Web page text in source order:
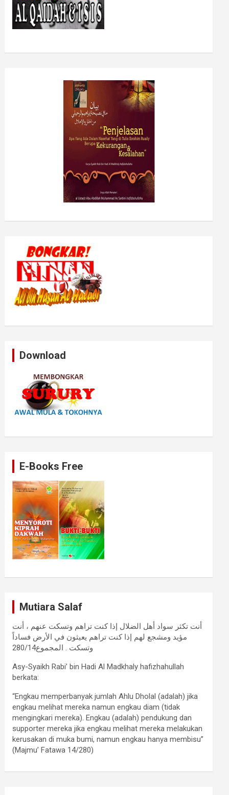
Download
E-Books Free
Mutiara Salaf
أنت تكثر سواد أهل الضلال إذا كنت تراهم وتسكت عنهم ، أنت
مؤيد ومشجع لهم إذا كنت تراهم يعيثون في الأرض فساداً
وتسكت . المجموع280/14
Asy-Syaikh Rabi’ bin Hadi Al Madkhaly hafizhahullah
berkata:
“Engkau memperbanyak jumlah Ahlu Dholal (adalah) jika
engkau melihat mereka namun engkau diam (tidak
mengingkari mereka). Engkau (adalah) pendukung dan
supporter mereka jika engkau melihat mereka melakukan
kerusakan di muka bumi, namun engkau hanya membisu”
(Majmu’ Fatawa 14/280)